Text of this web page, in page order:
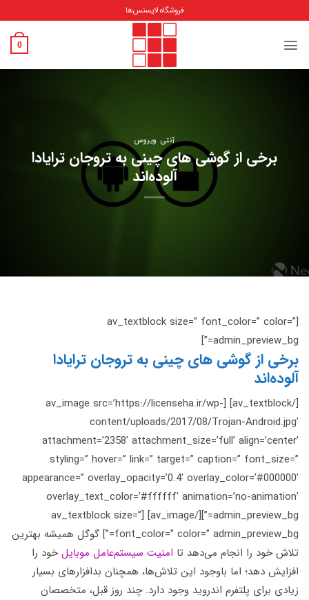
content
فروشگاه لایسنس‌ها
0
آنتی ویروس
برخی از گوشی‌ های چینی به تروجان ترایادا
آلوده‌اند
[av_textblock size=” font_color=” color=”
admin_preview_bg=”]
برخی از گوشی‌ های چینی به تروجان ترایادا
آلوده‌اند
[/av_textblock] [av_image src=’https://licenseha.ir/wp-
content/uploads/2017/08/Trojan-Android.jpg’
attachment=’2358′ attachment_size=’full’ align=’center’
styling=” hover=” link=” target=” caption=” font_size=”
appearance=” overlay_opacity=’0.4′ overlay_color=’#000000′
overlay_text_color=’#ffffff’ animation=’no-animation’
admin_preview_bg=”][/av_image] [av_textblock size=”
font_color=” color=” admin_preview_bg=”] گوگل همیشه بهترین
تلاش خود را انجام می‌دهد تا امنیت سیستم‌عامل موبایلخود را
افزایش دهد؛ اما باوجود این تلاش‌ها، همچنان بدافزارهای بسیار
زیادی برای پلتفرم اندروید وجود دارد. چند روز قبل، متخصصان